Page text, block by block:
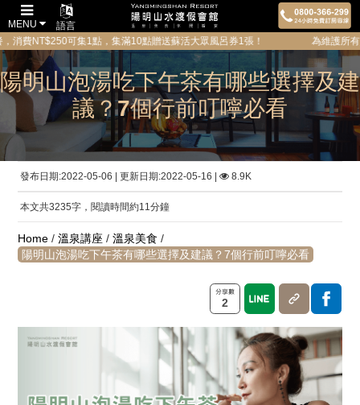
語言
MENU
1點，集滿10點贈送蘇活大眾風呂券1張！ 為維護所有貴賓的隱私與安全，
陽明山泡湯吃下午茶有哪些選擇及建
議？7個行前叮嚀必看
發布日期:2022-05-06 | 更新日期:2022-05-16 | 8.9K
本文共3235字，閱讀時間約11分鐘
Home /溫泉講座 /溫泉美食 /
陽明山泡湯吃下午茶有哪些選擇及建議？7個行前叮嚀必看
2